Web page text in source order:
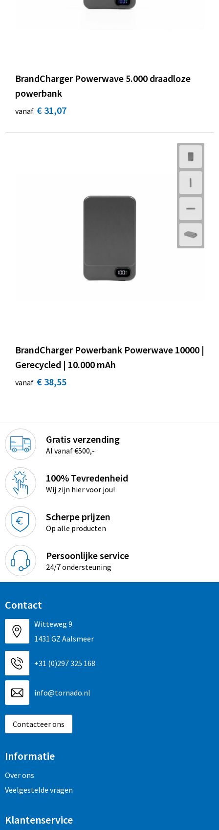
BrandCharger Powerwave 5.000 draadloze
powerbank
vanaf € 31,07
BrandCharger Powerbank Powerwave 10000 |
Gerecycled | 10.000 mAh
vanaf € 38,55
Gratis verzending
Al vanaf €500,-
100% Tevredenheid
Wij zijn hier voor jou!
Scherpe prijzen
Op alle producten
Persoonlijke service
24/7 ondersteuning
Contact
Witteweg 9
1431 GZ Aalsmeer
+31 (0)297 325 168
info@tornado.nl
Contacteer ons
Informatie
Over ons
Veelgestelde vragen
Klantenservice